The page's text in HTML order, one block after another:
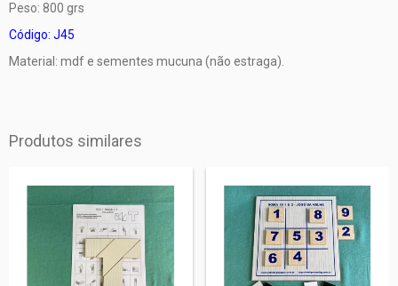
Peso: 800 grs
Código: J45
Material: mdf e sementes mucuna (não estraga).
Produtos similares